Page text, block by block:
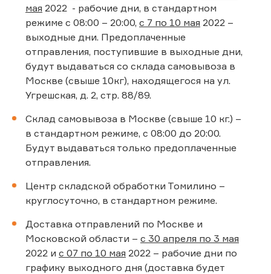
мая 2022 - рабочие дни, в стандартном
режиме с 08:00 – 20:00, с 7 по 10 мая 2022 –
выходные дни. Предоплаченные
отправления, поступившие в выходные дни,
будут выдаваться со склада самовывоза в
Москве (свыше 10кг), находящегося на ул.
Угрешская, д. 2, стр. 88/89.
Склад самовывоза в Москве (свыше 10 кг.) –
в стандартном режиме, с 08:00 до 20:00.
Будут выдаваться только предоплаченные
отправления.
Центр складской обработки Томилино –
круглосуточно, в стандартном режиме.
Доставка отправлений по Москве и
Московской области – с 30 апреля по 3 мая
2022 и с 07 по 10 мая 2022 – рабочие дни по
графику выходного дня (доставка будет